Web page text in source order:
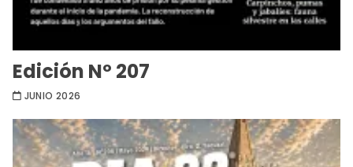
Edición Nº 207
JUNIO 2026